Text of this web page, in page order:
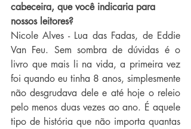
cabeceira, que você indicaria para
nossos leitores?
Nicole Alves - Lua das Fadas, de Eddie
Van Feu. Sem sombra de dúvidas é o
livro que mais li na vida, a primeira vez
foi quando eu tinha 8 anos, simplesmente
não desgrudava dele e até hoje o releio
pelo menos duas vezes ao ano. É aquele
tipo de história que não importa quantas